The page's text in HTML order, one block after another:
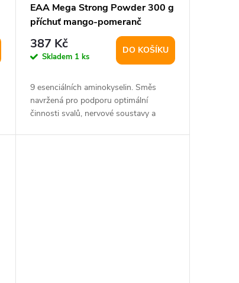
EAA Mega Strong Powder 300 g
příchuť mango-pomeranč
387 Kč
Skladem 1 ks
DO KOŠÍKU
9 esenciálních aminokyselin. Směs
navržená pro podporu optimální
činnosti svalů, nervové soustavy a